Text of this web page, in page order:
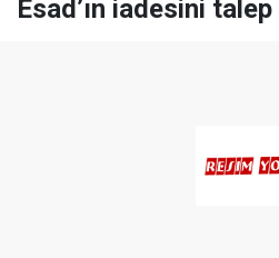
Esad’ın iadesini